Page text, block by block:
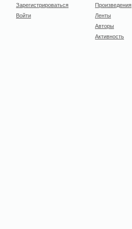
Зарегистрироваться
Войти
Произведения
Ленты
Авторы
Активность